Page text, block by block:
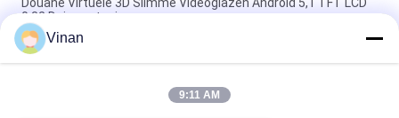
0,32 Duimvertoning
Van de Werkelijkheidsglazen van ENMESI 3D Virtuele Hoge
Resolutie 1280*800 VR met WIFI/Bluetooth
TFT LCD 2,6“ Dubbele het Scherm 3D Slimme Videoglazen
Vinan
9:11 AM